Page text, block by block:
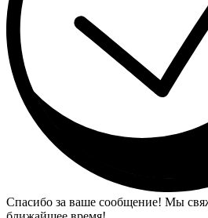
Спасибо за ваше сообщение! Мы